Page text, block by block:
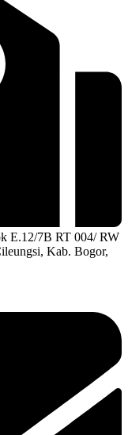
E.12/7B RT 004/ RW
Kab. Bogor,